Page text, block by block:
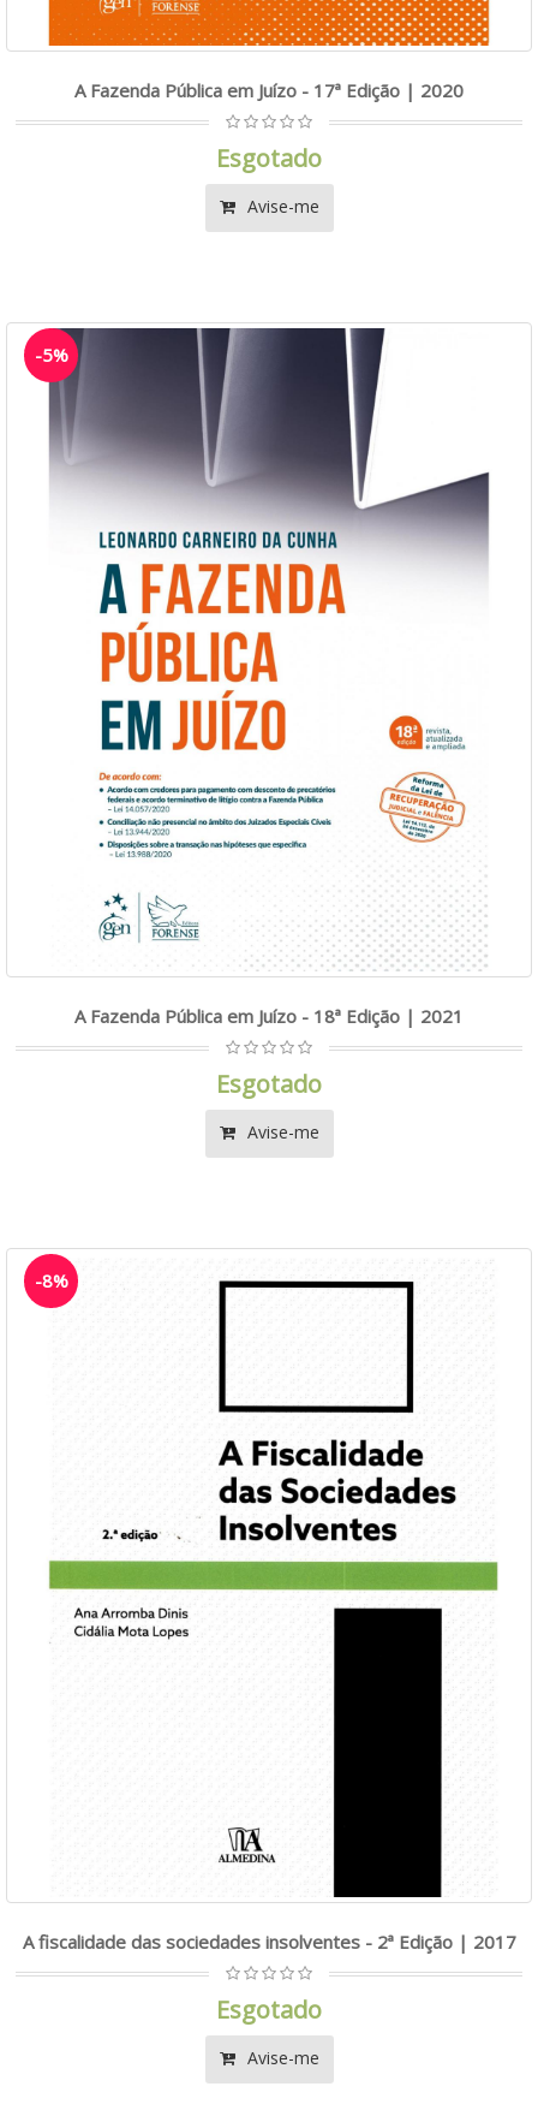
A Fazenda Pública em Juízo - 17ª Edição | 2020
Esgotado
Avise-me
-5%
A Fazenda Pública em Juízo - 18ª Edição | 2021
Esgotado
Avise-me
-8%
A fiscalidade das sociedades insolventes - 2ª Edição | 2017
Esgotado
Avise-me